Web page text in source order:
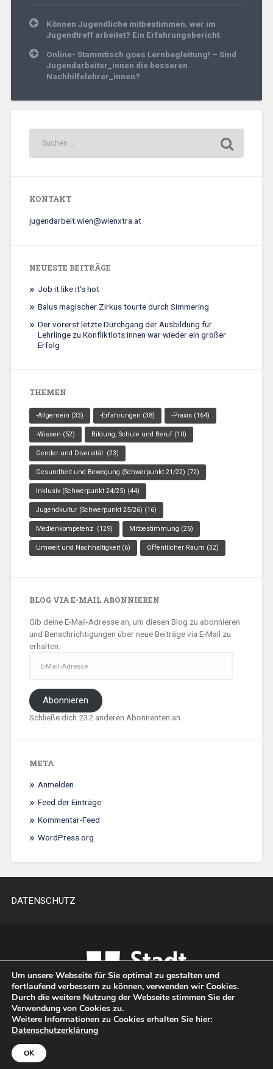
Beitrags-
Navigation
Können Jugendliche mitbestimmen, wer im
Jugendtreff arbeitet? Ein Erfahrungsbericht.
Online- Stammtisch goes Lernbegleitung! – Sind
Jugendarbeiter_innen die besseren
Nachhilfelehrer_innen?
KONTAKT
jugendarbeit.wien@wienxtra.at
NEUESTE BEITRÄGE
Job it like it‘s hot
Balus magischer Zirkus tourte durch Simmering
Der vorerst letzte Durchgang der Ausbildung für
Lehrlinge zu Konfliktlots:innen war wieder ein großer
Erfolg
THEMEN
-Allgemein (33) -Erfahrungen (38) -Praxis(164)
-Wissen (52) Bildung, Schule und Beruf(10)
Gender und Diversität (23)
Gesundheit und Bewegung (Schwerpunkt 21/22) (72)
Inklusiv (Schwerpunkt 24/25) (44)
Jugendkultur (Schwerpunkt 25/26) (16)
Medienkompetenz (129) Mitbestimmung (25)
Umwelt und Nachhaltigkeit(6) Öffentlicher Raum (32)
BLOG VIA E-MAIL ABONNIEREN
Gib deine E-Mail-Adresse an, um diesen Blog zu abonnieren
und Benachrichtigungen über neue Beiträge via E-Mail zu
erhalten.
Mail-
Adresse
Abonnieren
Schließe dich 232 anderen Abonnenten an
META
Anmelden
Feed der Einträge
Kommentar-Feed
WordPress.org
DATENSCHUTZ
Um unsere Webseite für Sie optimal zu gestalten und
fortlaufend verbessern zu können, verwenden wir Cookies.
Durch die weitere Nutzung der Webseite stimmen Sie der
Verwendung von Cookies zu.
Weitere Informationen zu Cookies erhalten Sie hier:
Datenschutzerklärung
OK